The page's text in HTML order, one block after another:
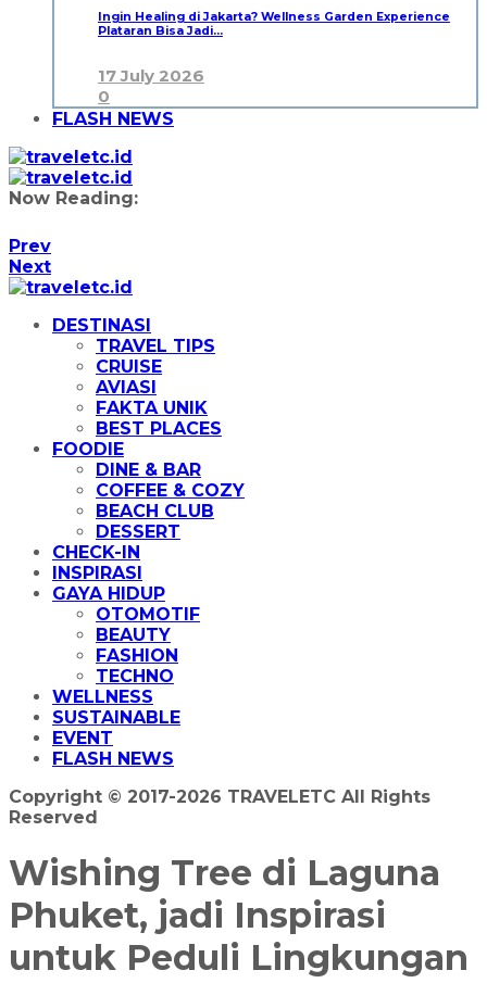
Ingin Healing di Jakarta? Wellness Garden Experience
Plataran Bisa Jadi…
17 July 2026
0
FLASH NEWS
Now Reading:
Prev
Next
DESTINASI
TRAVEL TIPS
CRUISE
AVIASI
FAKTA UNIK
BEST PLACES
FOODIE
DINE & BAR
COFFEE & COZY
BEACH CLUB
DESSERT
CHECK-IN
INSPIRASI
GAYA HIDUP
OTOMOTIF
BEAUTY
FASHION
TECHNO
WELLNESS
SUSTAINABLE
EVENT
FLASH NEWS
Copyright © 2017-2026 TRAVELETC All Rights
Reserved
Wishing Tree di Laguna
Phuket, jadi Inspirasi
untuk Peduli Lingkungan